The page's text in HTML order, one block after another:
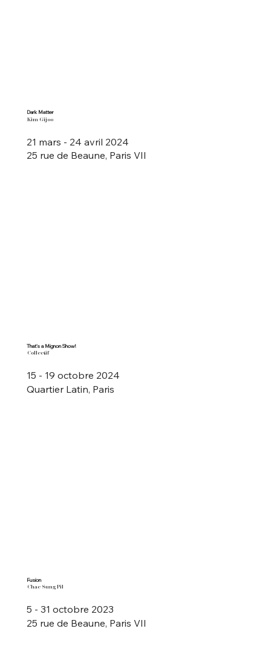
Dark Matter
Kim Gijoo
21 mars - 24 avril 2024
25 rue de Beaune, Paris VII
That's a Mignon Show!
Collectif
15 - 19 octobre 2024
Quartier Latin, Paris
Fusion
Chae Sung Pil
5 - 31 octobre 2023
25 rue de Beaune, Paris VII